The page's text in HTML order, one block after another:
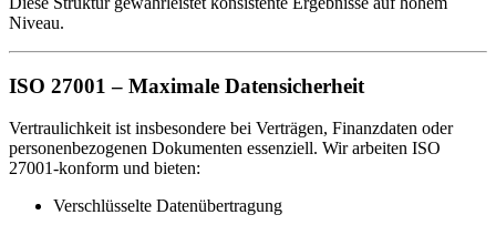
Niveau.
ISO 27001 – Maximale Datensicherheit
Vertraulichkeit ist insbesondere bei Verträgen, Finanzdaten oder
personenbezogenen Dokumenten essenziell. Wir arbeiten ISO
27001-konform und bieten:
Verschlüsselte Datenübertragung